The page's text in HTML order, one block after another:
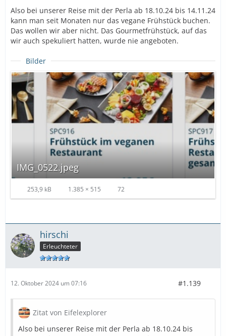
Also bei unserer Reise mit der Perla ab 18.10.24 bis 14.11.24
kann man seit Monaten nur das vegane Frühstück buchen.
Das wollen wir aber nicht. Das Gourmetfrühstück, auf das
wir auch spekuliert hatten, wurde nie angeboten.
Bilder
IMG_0522.jpeg
253,9 kB 1.385 × 515 72
hirschi
Erleuchteter
12. Oktober 2024 um 07:16 #1.139
Zitat von Eifelexplorer
Also bei unserer Reise mit der Perla ab 18.10.24 bis